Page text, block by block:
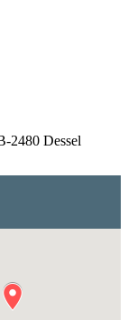
2480 Dessel